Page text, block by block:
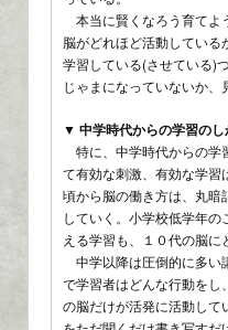
本当に賢くなろう育てよ
脳がどれほど活動している
学習している(させている)
じゃまになっていないか、
▼ 中学時代からの学習の
特に、中学時代からの学
て有効な刺激、有効な学習
頃から脳の働き方は、丸
していく。小学校低学年
える学習も、１０代の脳に
中学以降は圧倒的に多い
で学習者はどんな行動をし
の脳だけが活発に活動して